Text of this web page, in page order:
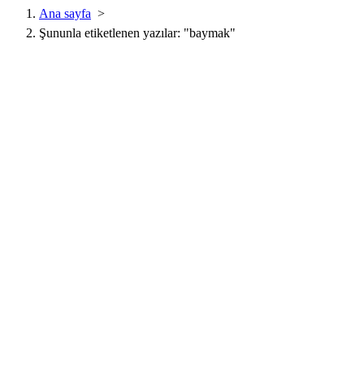
Ana sayfa >
Şununla etiketlenen yazılar: "baymak"